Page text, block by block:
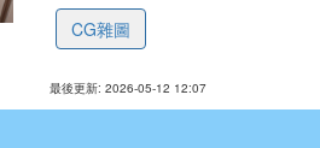
CG雜圖
最後更新: 2026-05-12 12:07